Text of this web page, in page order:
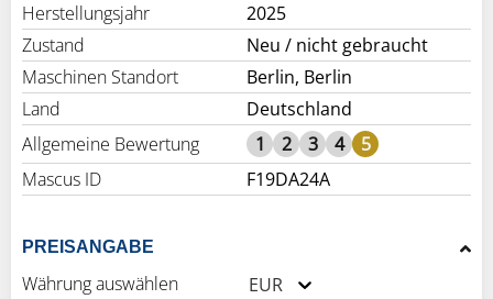
Herstellungsjahr
2025
Zustand
Neu / nicht gebraucht
Maschinen Standort
Berlin, Berlin
Land
Deutschland
Allgemeine Bewertung
1 2 3 4
5
Mascus ID
F19DA24A
PREISANGABE
Währung auswählen
EUR